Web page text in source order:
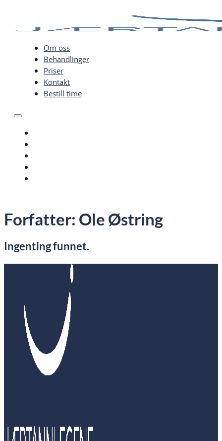
Om oss
Behandlinger
Priser
Kontakt
Bestill time
Forfatter: Ole Østring
Ingenting funnet.